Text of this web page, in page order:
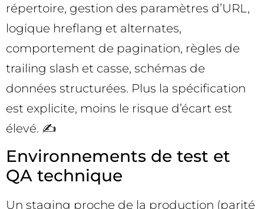
répertoire, gestion des paramètres d’URL,
logique hreflang et alternates,
comportement de pagination, règles de
trailing slash et casse, schémas de
données structurées. Plus la spécification
est explicite, moins le risque d’écart est
élevé. ✍️
Environnements de test et
QA technique
Un staging proche de la production (parité